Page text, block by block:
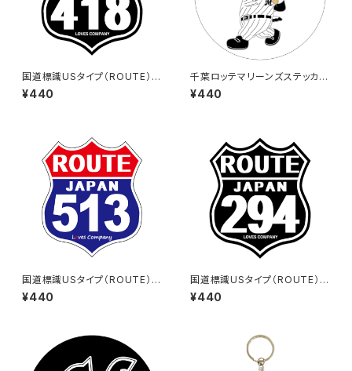
国道標識USタイプ（ROUTE）ス
テッカー 418号線（ブラック）
¥440
千葉ロッテマリーンズステッカー
8
¥440
国道標識USタイプ（ROUTE）ス
テッカー 513号線
¥440
国道標識USタイプ（ROUTE）ス
テッカー 294号線（ブラック）
¥440